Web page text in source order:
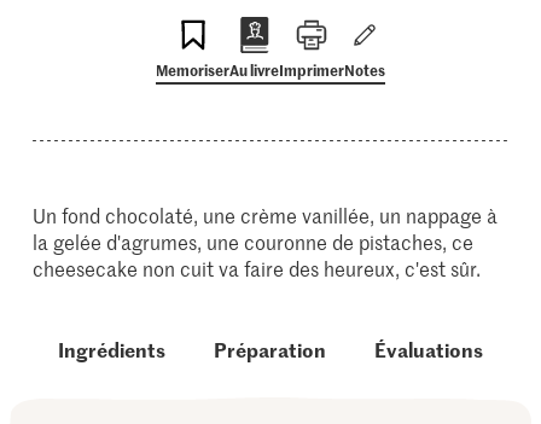
MemoriserAu livreImprimerNotes
Un fond chocolaté, une crème vanillée, un nappage à
la gelée d'agrumes, une couronne de pistaches, ce
cheesecake non cuit va faire des heureux, c'est sûr.
Ingrédients Préparation Évaluations